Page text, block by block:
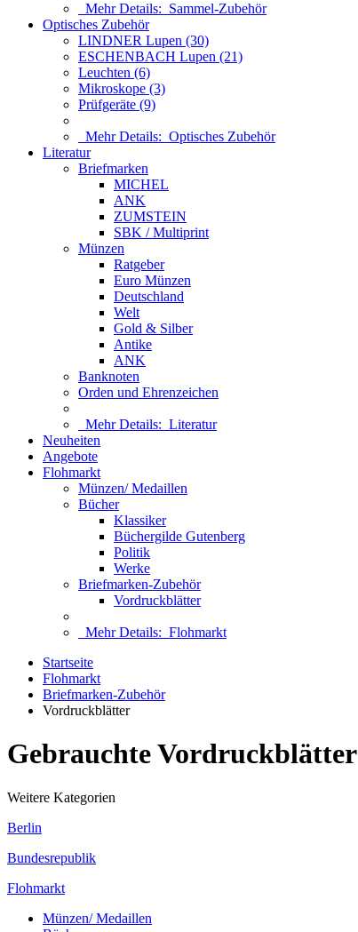
Mehr Details: Sammel-Zubehör
Optisches Zubehör
LINDNER Lupen (30)
ESCHENBACH Lupen (21)
Leuchten (6)
Mikroskope (3)
Prüfgeräte (9)
Mehr Details: Optisches Zubehör
Literatur
Briefmarken
MICHEL
ANK
ZUMSTEIN
SBK / Multiprint
Münzen
Ratgeber
Euro Münzen
Deutschland
Welt
Gold & Silber
Antike
ANK
Banknoten
Orden und Ehrenzeichen
Mehr Details: Literatur
Neuheiten
Angebote
Flohmarkt
Münzen/ Medaillen
Bücher
Klassiker
Büchergilde Gutenberg
Politik
Werke
Briefmarken-Zubehör
Vordruckblätter
Mehr Details: Flohmarkt
Startseite
Flohmarkt
Briefmarken-Zubehör
Vordruckblätter
Gebrauchte Vordruckblätter
Weitere Kategorien
Berlin
Bundesrepublik
Flohmarkt
Münzen/ Medaillen